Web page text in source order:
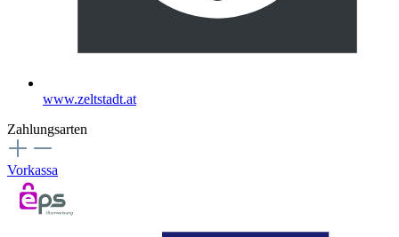
www.zeltstadt.at
Zahlungsarten
Vorkassa